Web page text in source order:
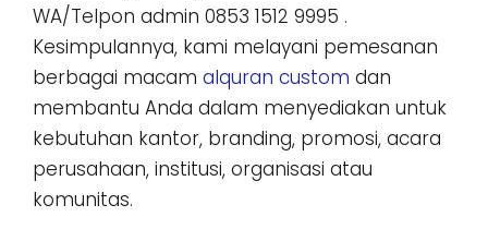
WA/Telpon admin 0853 1512 9995 .
Kesimpulannya, kami melayani pemesanan
berbagai macam alquran custom dan
membantu Anda dalam menyediakan untuk
kebutuhan kantor, branding, promosi, acara
perusahaan, institusi, organisasi atau
komunitas.